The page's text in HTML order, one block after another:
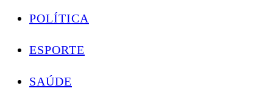
POLÍTICA
ESPORTE
SAÚDE